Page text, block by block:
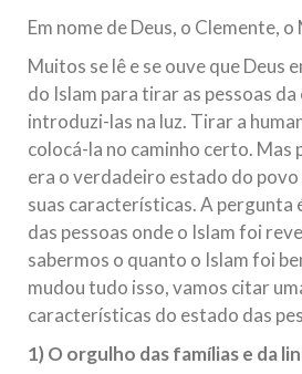
10 DE NOVEMBRO DE 2013
Falecimento do Imam Ali
(A.S.)
Em nome de Deus, o Clemente, o
data em que relembramos o martírio
muçulmanos, o Imam Ali Ibn Al-
(A.S.), conhecido por “Zein Al-Ábidin”
NOTÍCIAS
3 DE JULHO DE 2014
Centro Islâmico no Brasil
ministro das Relações
Em nome de Deus, o Clemente,
Muitos se lê e se ouve que Deus
do Islam para tirar as pessoas
introduzi-las na luz. Tirar a
colocá-la no caminho certo. Mas
era o verdadeiro estado do povo
suas características. A pergunta
das pessoas onde o Islam foi
sabermos o quanto o Islam foi
mudou tudo isso, vamos citar
características do estado das
1) O orgulho das famílias e da